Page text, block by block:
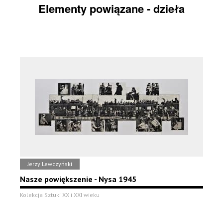
Elementy powiązane - dzieła
Jerzy Lewczyński
Nasze powiększenie - Nysa 1945
Kolekcja Sztuki XX i XXI wieku